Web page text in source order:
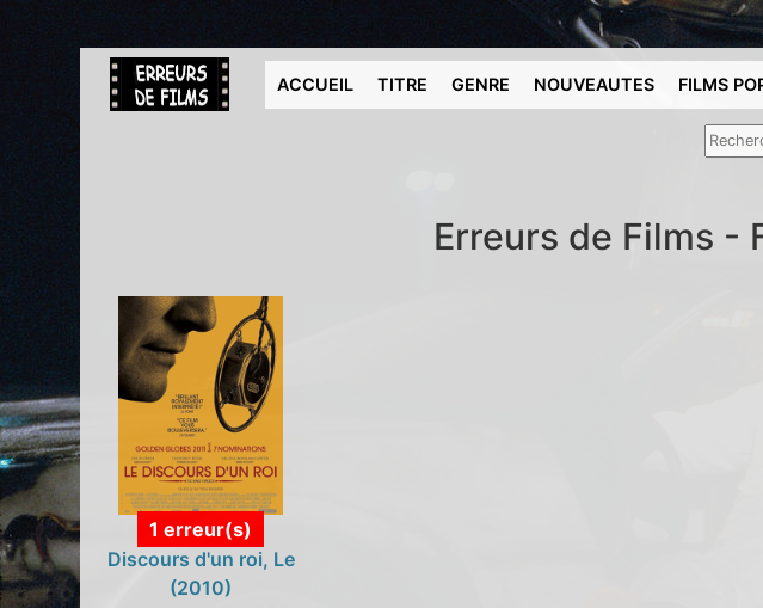
ACCUEIL TITRE GENRE NOUVEAUTES FILMS
Erreurs de Films -
1 erreur(s)
Discours d'un roi, Le
(2010)